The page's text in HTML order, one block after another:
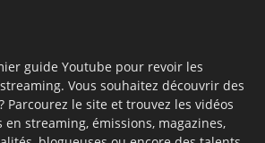
guide Youtube pour revoir les
Vous souhaitez découvrir des
Parcourez le site et trouvez les vidéos
streaming, émissions, magazines,